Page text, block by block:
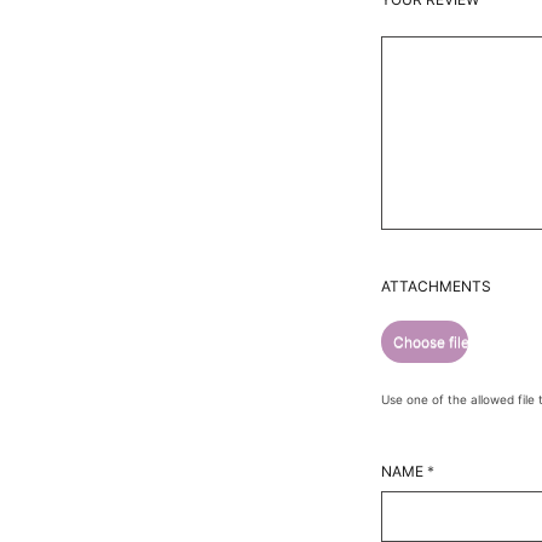
ATTACHMENTS
Use one of the allowed file
NAME*